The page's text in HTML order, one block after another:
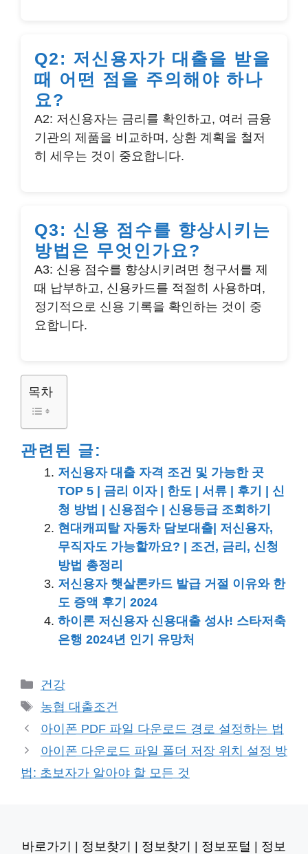
Q2: 저신용자가 대출을 받을
때 어떤 점을 주의해야 하나
요?
A2: 저신용자는 금리를 확인하고, 여러 금융
기관의 제품을 비교하며, 상환 계획을 철저
히 세우는 것이 중요합니다.
Q3: 신용 점수를 향상시키는
방법은 무엇인가요?
A3: 신용 점수를 향상시키려면 청구서를 제
때 납부하고, 신용카드를 적절히 사용하며,
정기적으로 신용 기록을 확인하는 것이 중
요합니다.
목차
관련된 글:
저신용자 대출 자격 조건 및 가능한 곳
TOP 5 | 금리 이자 | 한도 | 서류 | 후기 | 신
청 방법 | 신용점수 | 신용등급 조회하기
현대캐피탈 자동차 담보대출| 저신용자,
무직자도 가능할까요? | 조건, 금리, 신청
방법 총정리
저신용자 햇살론카드 발급 거절 이유와 한
도 증액 후기 2024
하이론 저신용자 신용대출 성사! 스타저축
은행 2024년 인기 유망처
카
테
리
건강
태
그
농협 대출조건
아이폰 PDF 파일 다운로드 경로 설정하는 법
아이폰 다운로드 파일 폴더 저장 위치 설정 방
법: 초보자가 알아야 할 모든 것
바로가기 정보찾기 정보찾기 정보포털 정보